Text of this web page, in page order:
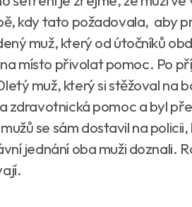
kdy tato požadovala, aby
muž, který od útočníků
místo přivolat pomoc. Po
muž, který si stěžoval na
zdravotnická pomoc a byl
se sám dostavil na
jednání oba muži doznali.